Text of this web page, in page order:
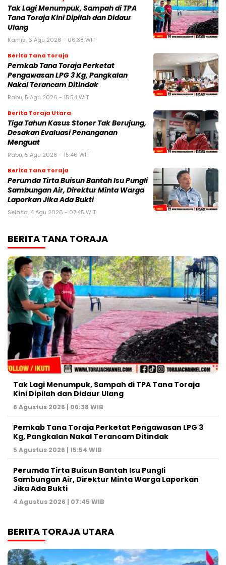
Tak Lagi Menumpuk, Sampah di TPA
Tana Toraja Kini Dipilah dan Didaur
Ulang
Kamis, 6 Agu 2026 - 06:38 WIT
Berita Tana Toraja
Pemkab Tana Toraja Perketat
Pengawasan LPG 3 Kg, Pangkalan
Nakal Terancam Ditindak
Rabu, 5 Agu 2026 - 15:54 WIT
Berita Toraja Utara
Tiga Tahun Kasus Stoner Tak Berujung,
Desakan Evaluasi Penanganan
Menguat
Rabu, 5 Agu 2026 - 15:46 WIT
Berita Tana Toraja
Perumda Tirta Buisun Bantah Isu Pungli
Sambungan Air, Direktur Minta Warga
Laporkan Jika Ada Bukti
Selasa, 4 Agu 2026 - 07:45 WIT
BERITA TANA TORAJA
Tak Lagi Menumpuk, Sampah di TPA Tana Toraja
Kini Dipilah dan Didaur Ulang
6 Agustus 2026 | 06:38 WIB
Pemkab Tana Toraja Perketat Pengawasan LPG 3
Kg, Pangkalan Nakal Terancam Ditindak
5 Agustus 2026 | 15:54 WIB
Perumda Tirta Buisun Bantah Isu Pungli
Sambungan Air, Direktur Minta Warga Laporkan
Jika Ada Bukti
4 Agustus 2026 | 07:45 WIB
BERITA TORAJA UTARA